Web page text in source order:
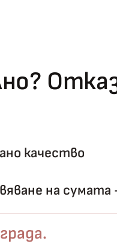
качество
на сумата